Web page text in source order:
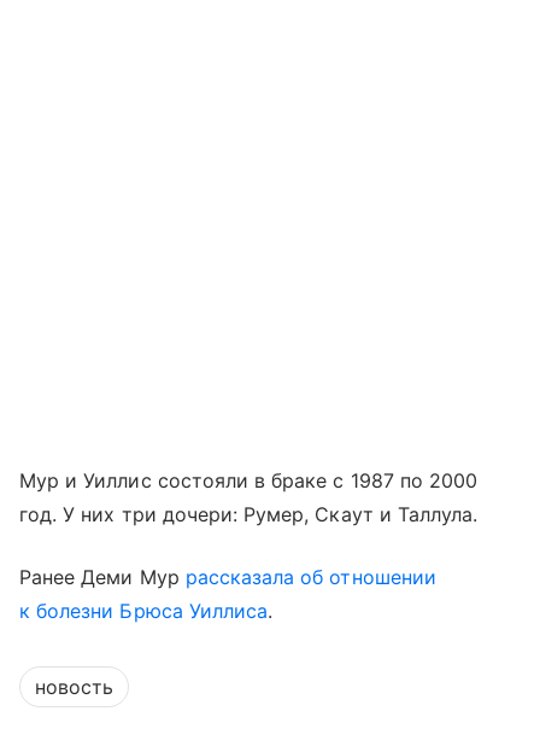
Мур и Уиллис состояли в браке с 1987 по 2000
год. У них три дочери: Румер, Скаут и Таллула.
Ранее Деми Мур рассказала об отношении
к болезни Брюса Уиллиса.
новость